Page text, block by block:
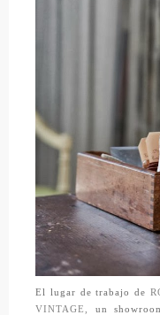
El lugar de trabajo de
VINTAGE,
un